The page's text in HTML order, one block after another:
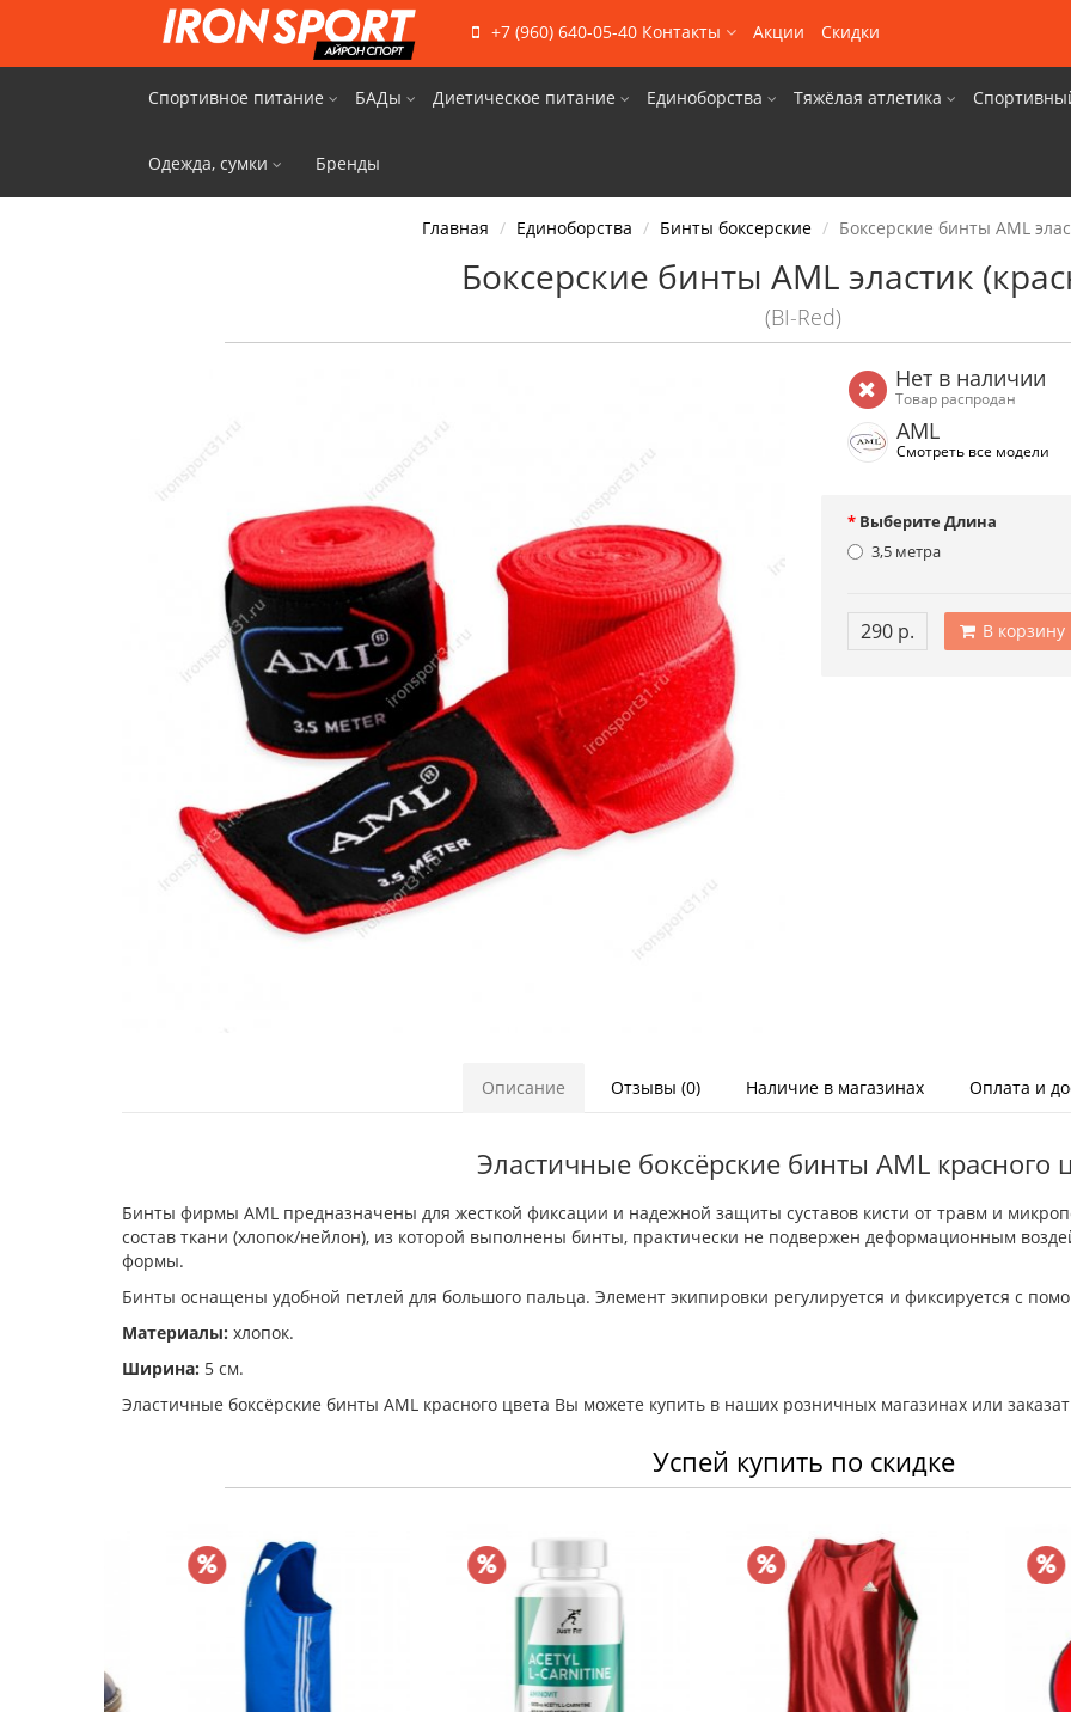
+7 (960) 640-05-40 Контакты Акции Скидки
Спортивное питание БАДы Диетическое питание Единоборства Тяжёлая атлетика
Одежда, сумки Бренды
Главная Единоборства Бинты боксерские Боксерские бинты AML
Боксерские бинты AML эластик
(BI-Red)
Нет в наличии
Товар распродан
AML
Смотреть все модели
Выберите Длина
3,5 метра
290 р. В корзину
Описание Отзывы (0) Наличие в магазинах Оплата и
Эластичные боксёрские бинты AML красного
Бинты фирмы AML предназначены для жесткой фиксации и надежной защиты суставов кисти от травм и
состав ткани (хлопок/нейлон), из которой выполнены бинты, практически не подвержен деформационным
формы.
Бинты оснащены удобной петлей для большого пальца. Элемент экипировки регулируется и фиксируется с
Материалы: хлопок.
Ширина: 5 см.
Эластичные боксёрские бинты AML красного цвета Вы можете купить в наших розничных магазинах или
Успей купить по скидке